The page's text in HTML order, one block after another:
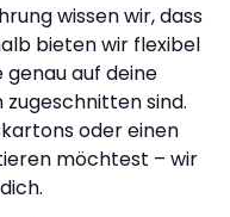
wissen wir, dass
bieten wir flexibel
auf deine
sind.
oder einen
möchtest – wir